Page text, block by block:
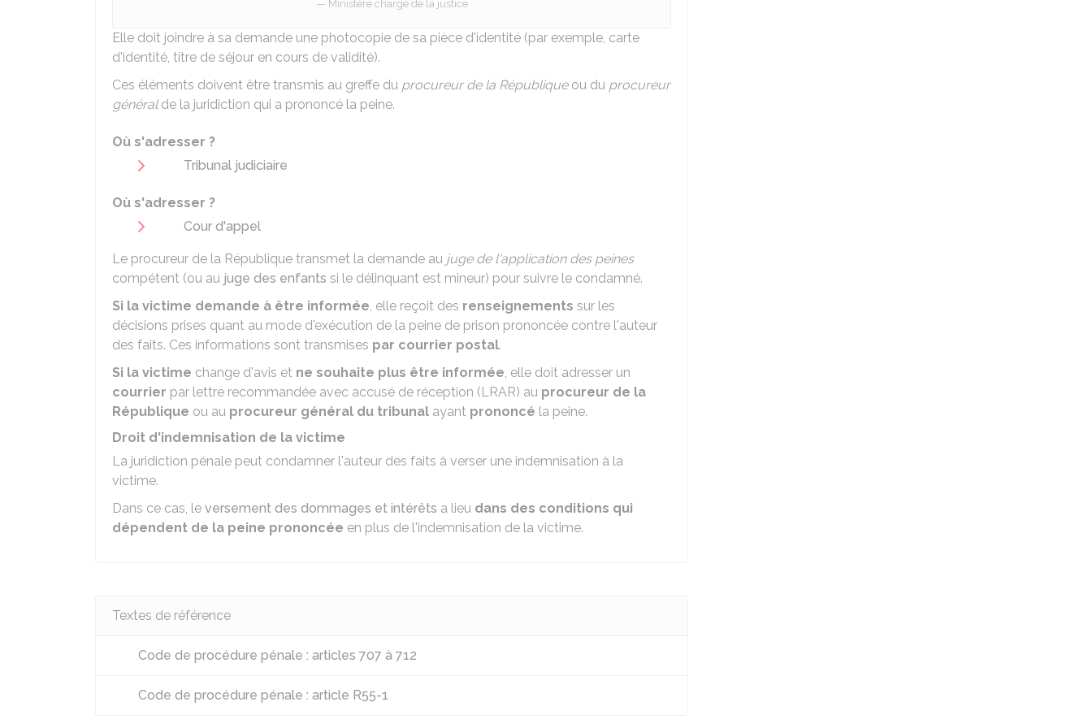
Ministère chargé de la justice
Elle doit joindre à sa demande une photocopie de sa pièce d'identité (par exemple, carte
d'identité, titre de séjour en cours de validité).
Ces éléments doivent être transmis au greffe du procureur de la Républiqueou du procureur
généralde la juridiction qui a prononcé la peine.
Où s'adresser ?
Tribunal judiciaire
Où s'adresser ?
Cour d'appel
Le procureur de la République transmet la demande au juge de l'application des peines
compétent (ou au juge des enfants si le délinquant est mineur) pour suivre le condamné.
Si la victime demande à être informée, elle reçoit des renseignements sur les
décisions prises quant au mode d'exécution de la peine de prison prononcée contre l'auteur
des faits. Ces informations sont transmises par courrier postal.
Si la victime change d'avis et ne souhaite plus être informée, elle doit adresser un
courrier par lettre recommandée avec accusé de réception (LRAR) au procureur de la
République ou au procureur général du tribunal ayant prononcé la peine.
Droit d'indemnisation de la victime
La juridiction pénale peut condamner l'auteur des faits à verser une indemnisation à la
victime.
Dans ce cas, le versement des dommages et intérêts a lieu dans des conditions qui
dépendent de la peine prononcée en plus de l'indemnisation de la victime.
Textes de référence
Code de procédure pénale : articles 707 à 712
Code de procédure pénale : article R55-1